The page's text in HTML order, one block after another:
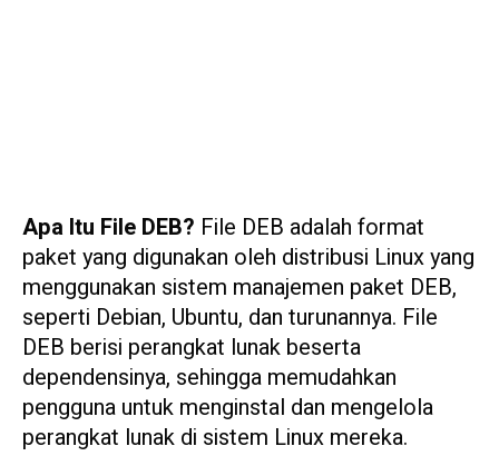
Apa Itu File DEB? File DEB adalah format
paket yang digunakan oleh distribusi Linux yang
menggunakan sistem manajemen paket DEB,
seperti Debian, Ubuntu, dan turunannya. File
DEB berisi perangkat lunak beserta
dependensinya, sehingga memudahkan
pengguna untuk menginstal dan mengelola
perangkat lunak di sistem Linux mereka.